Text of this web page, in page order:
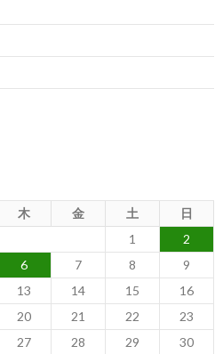
木 金 土
日
1
2
6 7 8
9
13 14 15
16
20 21 22
23
27 28 29 30